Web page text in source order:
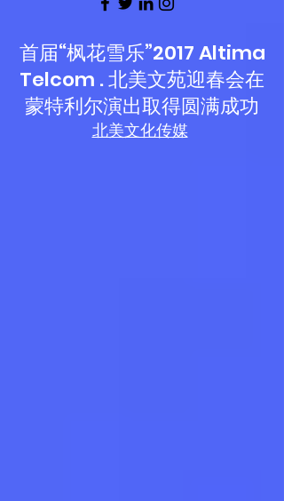
首届“枫花雪乐”2017 Altima
Telcom . 北美文苑迎春会在
蒙特利尔演出取得圆满成功
北美文化传媒